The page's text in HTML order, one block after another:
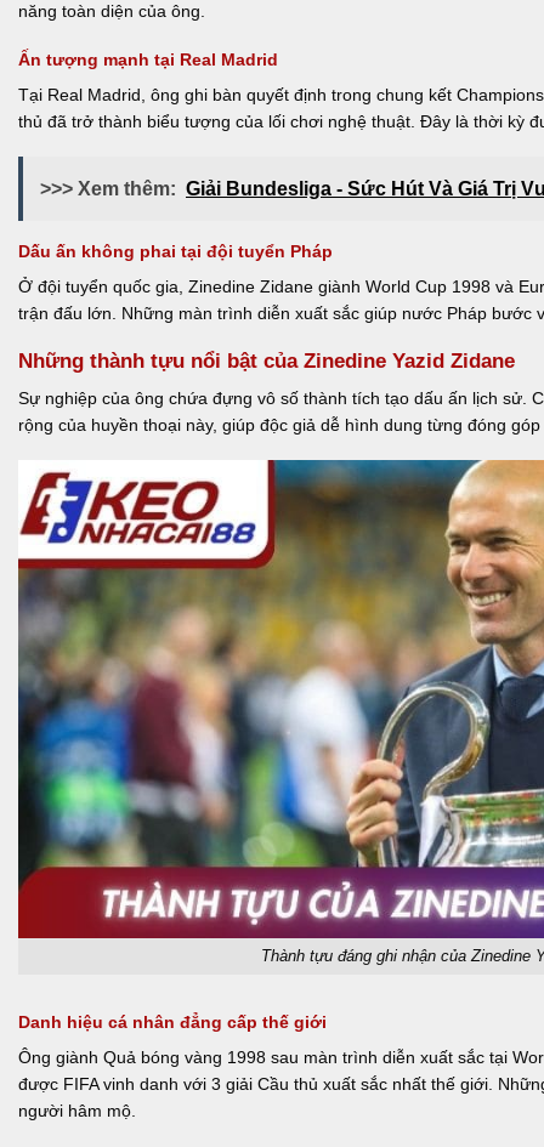
năng toàn diện của ông.
Ấn tượng mạnh tại Real Madrid
Tại Real Madrid, ông ghi bàn quyết định trong chung kết
thủ đã trở thành biểu tượng của lối chơi nghệ thuật. Đây là thời kỳ
>>> Xem thêm: Giải Bundesliga - Sức Hút Và Giá Trị
Dấu ấn không phai tại đội tuyển Pháp
Ở đội tuyển quốc gia, Zinedine Zidane giành World Cup 1998 và
trận đấu lớn. Những màn trình diễn xuất sắc giúp nước Pháp bước
Những thành tựu nổi bật của Zinedine Yazid Zidane
Sự nghiệp của ông chứa đựng vô số thành tích tạo dấu ấn lịch sử.
rộng của huyền thoại này, giúp độc giả dễ hình dung từng đóng
Thành tựu đáng ghi nhận của Zinedine
Danh hiệu cá nhân đẳng cấp thế giới
Ông giành Quả bóng vàng 1998 sau màn trình diễn xuất sắc tại
được FIFA vinh danh với 3 giải Cầu thủ xuất sắc nhất thế giới.
người hâm mộ.